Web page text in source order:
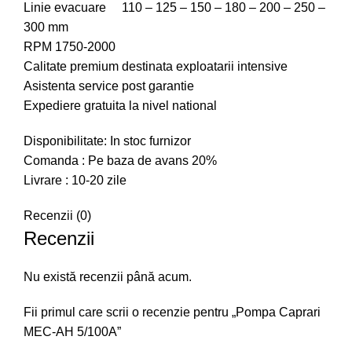
Linie evacuare 110 – 125 – 150 – 180 – 200 – 250 –
300 mm
RPM 1750-2000
Calitate premium destinata exploatarii intensive
Asistenta service post garantie
Expediere gratuita la nivel national
Disponibilitate: In stoc furnizor
Comanda : Pe baza de avans 20%
Livrare : 10-20 zile
Recenzii (0)
Recenzii
Nu există recenzii până acum.
Fii primul care scrii o recenzie pentru „Pompa Caprari
MEC-AH 5/100A”